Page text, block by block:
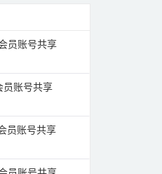
员账号共享
员账号共享
员账号共享